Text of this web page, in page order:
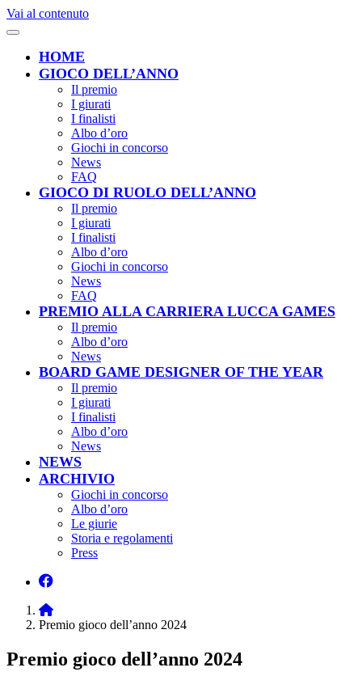
Vai al contenuto
HOME
GIOCO DELL’ANNO
Il premio
I giurati
I finalisti
Albo d’oro
Giochi in concorso
News
FAQ
GIOCO DI RUOLO DELL’ANNO
Il premio
I giurati
I finalisti
Albo d’oro
Giochi in concorso
News
FAQ
PREMIO ALLA CARRIERA LUCCA GAMES
Il premio
Albo d’oro
News
BOARD GAME DESIGNER OF THE YEAR
Il premio
I giurati
I finalisti
Albo d’oro
News
NEWS
ARCHIVIO
Giochi in concorso
Albo d’oro
Le giurie
Storia e regolamenti
Press
Home
Premio gioco dell’anno 2024
Premio gioco dell’anno 2024